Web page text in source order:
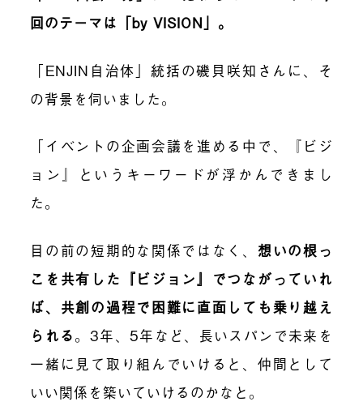
回のテーマは「by VISION」。
「ENJIN自治体」統括の磯貝咲知さんに、そ
の背景を伺いました。
「イベントの企画会議を進める中で、『ビジ
ョン』というキーワードが浮かんできまし
た。
目の前の短期的な関係ではなく、 想いの根っ
こを共有した『ビジョン』でつながっていれ
ば、共創の過程で困難に直面しても乗り越え
られる。3年、5年など、長いスパンで未来を
一緒に見て取り組んでいけると、仲間として
いい関係を築いていけるのかなと。